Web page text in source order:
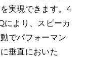
実現できます。4
により、スピーカ
でパフォーマン
垂直においた